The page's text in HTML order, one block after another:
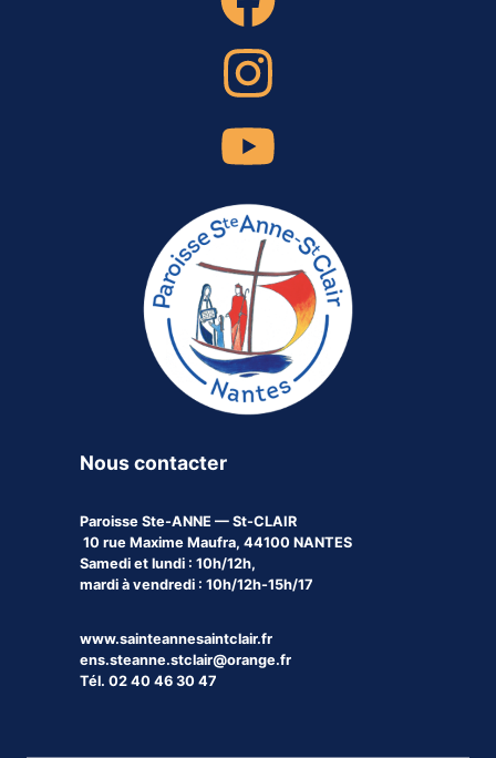
Nous contacter
Paroisse Ste-ANNE — St-CLAIR
10 rue Maxime Maufra, 44100 NANTES
Samedi et lundi : 10h/12h,
mardi à vendredi : 10h/12h-15h/17
www.sainteannesaintclair.fr
ens.steanne.stclair@orange.fr
Tél. 02 40 46 30 47